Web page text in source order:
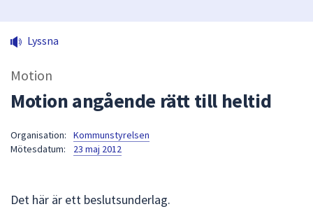
sökfältet
kommer
Lyssna
Motion
Motion angående rätt till heltid
Organisation:
Kommunstyrelsen
Mötesdatum:
23 maj 2012
Det här är ett beslutsunderlag.